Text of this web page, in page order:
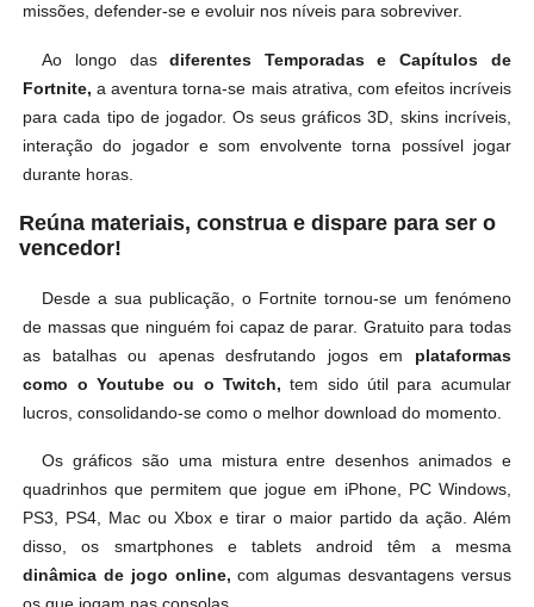
missões, defender-se e evoluir nos níveis para sobreviver.
Ao longo dasdiferentes Temporadas e Capítulos de
Fortnite, a aventura torna-se mais atrativa, com efeitos incríveis
para cada tipo de jogador. Os seus gráficos 3D, skins incríveis,
interação do jogador e som envolvente torna possível jogar
durante horas.
Reúna materiais, construa e dispare para ser o
vencedor!
Desde a sua publicação, o Fortnite tornou-se um fenómeno
de massas que ninguém foi capaz de parar. Gratuito para todas
as batalhas ou apenas desfrutando jogos em plataformas
como o Youtube ou o Twitch, tem sido útil para acumular
lucros, consolidando-se como o melhor download do momento.
Os gráficos são uma mistura entre desenhos animados e
quadrinhos que permitem que jogue em iPhone, PC Windows,
PS3, PS4, Mac ou Xbox e tirar o maior partido da ação. Além
disso, os smartphones e tablets android têm a mesma
dinâmica de jogo online, com algumas desvantagens versus